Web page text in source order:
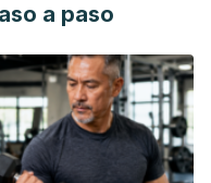
a paso